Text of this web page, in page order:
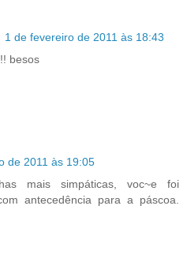
1 de fevereiro de 2011 às 18:43
besos
de 2011 às 19:05
mais simpáticas, voc~e foi
antecedência para a páscoa.